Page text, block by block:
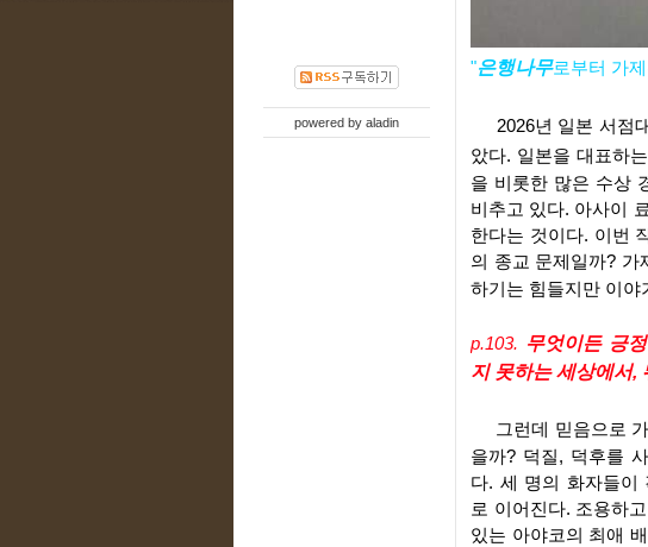
powered by aladin
"은행나무로부터 가
2026년 일본 서
았다. 일본을 대표하
을 비롯한 많은 수상
비추고 있다. 아사이
한다는 것이다. 이번
의 종교 문제일까? 가
하기는 힘들지만 이야
p.103. 무엇이든 긍
지 못하는 세상에서,
그런데 믿음으
을까? 덕질, 덕후를
다. 세 명의 화자들이
로 이어진다. 조용하
있는 아야코의 최애